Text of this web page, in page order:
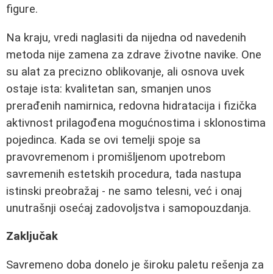
figure.
Na kraju, vredi naglasiti da nijedna od navedenih
metoda nije zamena za zdrave životne navike. One
su alat za precizno oblikovanje, ali osnova uvek
ostaje ista: kvalitetan san, smanjen unos
prerađenih namirnica, redovna hidratacija i fizička
aktivnost prilagođena mogućnostima i sklonostima
pojedinca. Kada se ovi temelji spoje sa
pravovremenom i promišljenom upotrebom
savremenih estetskih procedura, tada nastupa
istinski preobražaj - ne samo telesni, već i onaj
unutrašnji osećaj zadovoljstva i samopouzdanja.
Zaključak
Savremeno doba donelo je široku paletu rešenja za